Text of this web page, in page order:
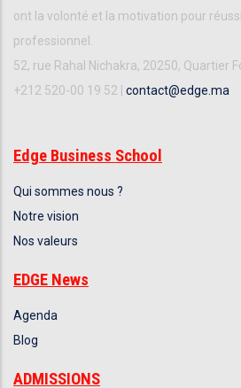
ont la volonté et la motivation pour
professionnel.
52, rue Rahal Nichakra, 20250, Quartier
+212 520-00 19 52 | contact@edge.ma
Edge Business School
Qui sommes nous ?
Notre vision
Nos valeurs
EDGE News
Agenda
Blog
ADMISSIONS